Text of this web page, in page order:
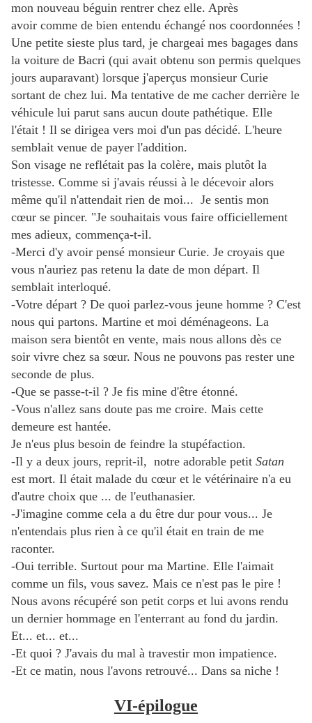
mon nouveau béguin rentrer chez elle. Après
avoir comme de bien entendu échangé nos coordonnées !
Une petite sieste plus tard, je chargeai mes bagages dans
la voiture de Bacri (qui avait obtenu son permis quelques
jours auparavant) lorsque j'aperçus monsieur Curie
sortant de chez lui. Ma tentative de me cacher derrière le
véhicule lui parut sans aucun doute pathétique. Elle
l'était ! Il se dirigea vers moi d'un pas décidé. L'heure
semblait venue de payer l'addition.
Son visage ne reflétait pas la colère, mais plutôt la
tristesse. Comme si j'avais réussi à le décevoir alors
même qu'il n'attendait rien de moi... Je sentis mon
cœur se pincer. "Je souhaitais vous faire officiellement
mes adieux, commença-t-il.
-Merci d'y avoir pensé monsieur Curie. Je croyais que
vous n'auriez pas retenu la date de mon départ. Il
semblait interloqué.
-Votre départ ? De quoi parlez-vous jeune homme ? C'est
nous qui partons. Martine et moi déménageons. La
maison sera bientôt en vente, mais nous allons dès ce
soir vivre chez sa sœur. Nous ne pouvons pas rester une
seconde de plus.
-Que se passe-t-il ? Je fis mine d'être étonné.
-Vous n'allez sans doute pas me croire. Mais cette
demeure est hantée.
Je n'eus plus besoin de feindre la stupéfaction.
-Il y a deux jours, reprit-il, notre adorable petit Satan
est mort. Il était malade du cœur et le vétérinaire n'a eu
d'autre choix que ... de l'euthanasier.
-J'imagine comme cela a du être dur pour vous... Je
n'entendais plus rien à ce qu'il était en train de me
raconter.
-Oui terrible. Surtout pour ma Martine. Elle l'aimait
comme un fils, vous savez. Mais ce n'est pas le pire !
Nous avons récupéré son petit corps et lui avons rendu
un dernier hommage en l'enterrant au fond du jardin.
Et... et... et...
-Et quoi ? J'avais du mal à travestir mon impatience.
-Et ce matin, nous l'avons retrouvé... Dans sa niche !
VI-épilogue